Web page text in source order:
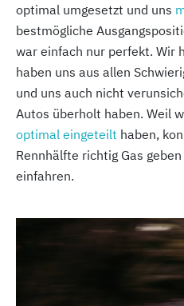
optimal umgesetzt und uns
bestmögliche
war einfach nur perfekt. Wir
haben uns aus allen
und uns auch nicht
Autos überholt haben. Weil
optimal eingeteilt haben,
Rennhälfte richtig Gas
einfahren.